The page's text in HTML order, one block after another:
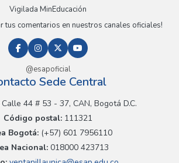
Vigilada MinEducación
tus comentarios en nuestros canales oficiales!
@esapoficial
Sede Central
44 # 53 - 37, CAN, Bogotá D.C.
Código postal: 111321
Bogotá:(+57) 601 7956110
Nacional: 018000 423713